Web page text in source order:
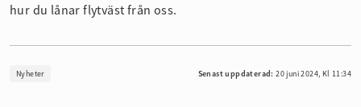
hur du lånar flytväst från oss.
Nyheter Senast uppdaterad:20 juni 2024, Kl 11:34